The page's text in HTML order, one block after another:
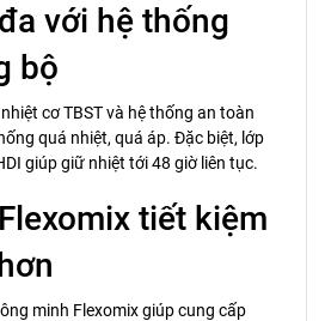
với hệ thống
bộ
cơ TBST và hệ thống an toàn
quá nhiệt, quá áp. Đặc biệt, lớp
giúp giữ nhiệt tới 48 giờ liên tục.
tiết kiệm
minh Flexomix giúp cung cấp